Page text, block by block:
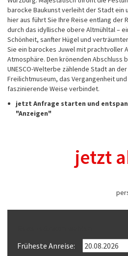
barocke Baukunst verleiht der Stadt ein
hier aus führt Sie Ihre Reise entlang der
durch das idyllische obere Altmühltal –
Schönheit, sanfter Hügel und
Sie ein barockes Juwel mit prachtvoller
Atmosphäre. Den krönenden Abschluss
UNESCO-Welterbe zählende Stadt an
Freilichtmuseum, das Vergangenheit
faszinierende Weise verbindet.
jetzt Anfrage starten und
"Anzeigen"
jetzt
Früheste Anreise: